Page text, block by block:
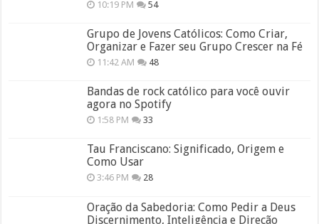
10:19 PM 54
Grupo de Jovens Católicos: Como Criar,
Organizar e Fazer seu Grupo Crescer na Fé
11:42 AM 48
Bandas de rock católico para você ouvir
agora no Spotify
1:58 PM 33
Tau Franciscano: Significado, Origem e
Como Usar
3:46 PM 28
Oração da Sabedoria: Como Pedir a Deus
Discernimento, Inteligência e Direção